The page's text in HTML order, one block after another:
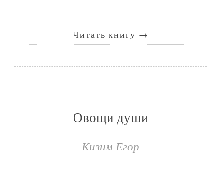
Читать книгу →
Овощи души
Кизим Егор